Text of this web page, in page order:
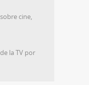
cine,
la TV por